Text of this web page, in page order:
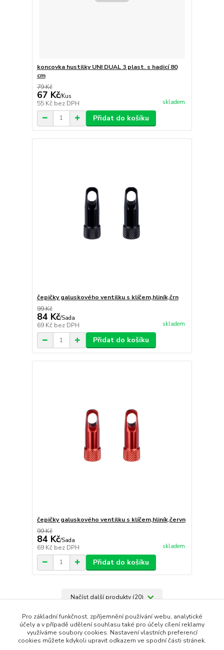
koncovka hustilky UNI DUAL 3 plast. s hadicí 80
cm
79 Kč
67 Kč/Kus
55 Kč bez DPH skladem
Přidat do košíku
čepičky galuskového ventilku s klíčem,hliník,črn
99 Kč
84 Kč/Sada
69 Kč bez DPH skladem
Přidat do košíku
čepičky galuskového ventilku s klíčem,hliník,červn
99 Kč
84 Kč/Sada
69 Kč bez DPH skladem
Přidat do košíku
Načíst další produkty (20)
strana z 3 další
Pro základní funkčnost, zpříjemnění používání webu, analytické
účely a v případě udělení souhlasu také pro účely cílení reklamy
využíváme soubory cookies. Nastavení vlastních preferencí
cookies můžete kdykoli upravit odkazem ve spodní části stránek.